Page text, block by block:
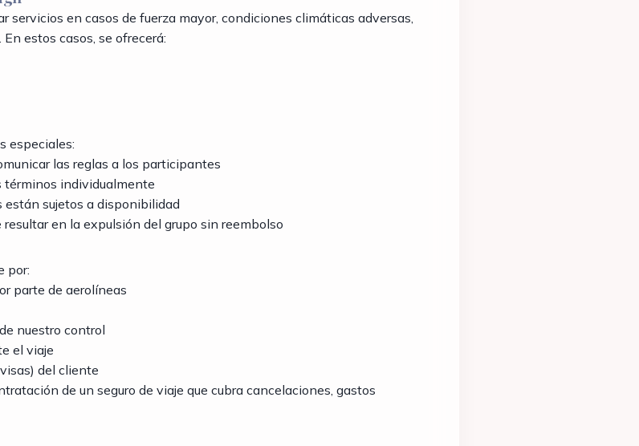
servicios en casos de fuerza mayor, condiciones climáticas adversas,
estos casos, se ofrecerá:
especiales:
las reglas a los participantes
individualmente
sujetos a disponibilidad
en la expulsión del grupo sin reembolso
por:
parte de aerolíneas
nuestro control
el viaje
del cliente
de un seguro de viaje que cubra cancelaciones, gastos